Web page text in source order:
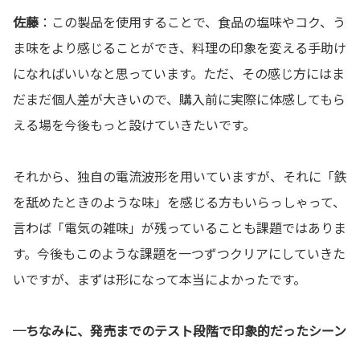
佐藤 ：この製品を使用することで、食品の塩味やコク、う
ま味をより感じることができ、料理の印象を変える手助け
になればいいなと思っています。ただ、その感じ方にはま
だまだ個人差が大きいので、購入前に実際に体感してもら
える場を今後もっと設けていきたいです。
それから、独自の電流波形を用いていますが、それに「鉄
を舐めたときのような味」を感じる方もいらっしゃって、
言わば「電気の雑味」が残っていることも課題ではありま
す。今後もこのような課題を一つずつクリアにしていきた
いですが、まずは形になって本当によかったです。
─ちなみに、発売までのテスト段階で印象的だったシーン